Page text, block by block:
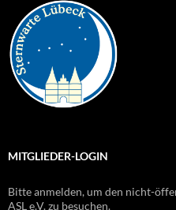
MITGLIEDER-LOGIN
Bitte anmelden, um den nicht-
ASL e.V. zu besuchen.